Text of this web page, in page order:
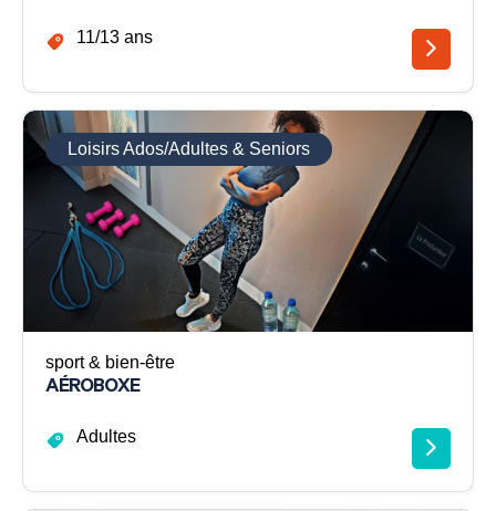
11/13 ans
Loisirs Ados/Adultes & Seniors
sport & bien-être
AÉROBOXE
Adultes